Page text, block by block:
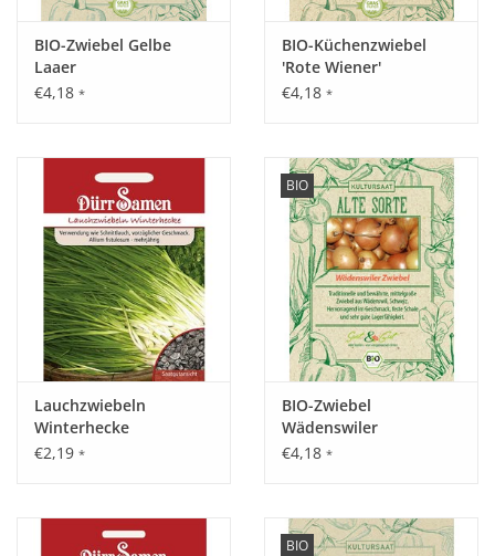
BIO-Zwiebel Gelbe
Laaer
€4,18 *
BIO-Küchenzwiebel
'Rote Wiener'
€4,18 *
Lauchzwiebeln
Winterhecke
€2,19 *
BIO
BIO-Zwiebel
Wädenswiler
€4,18 *
BIO